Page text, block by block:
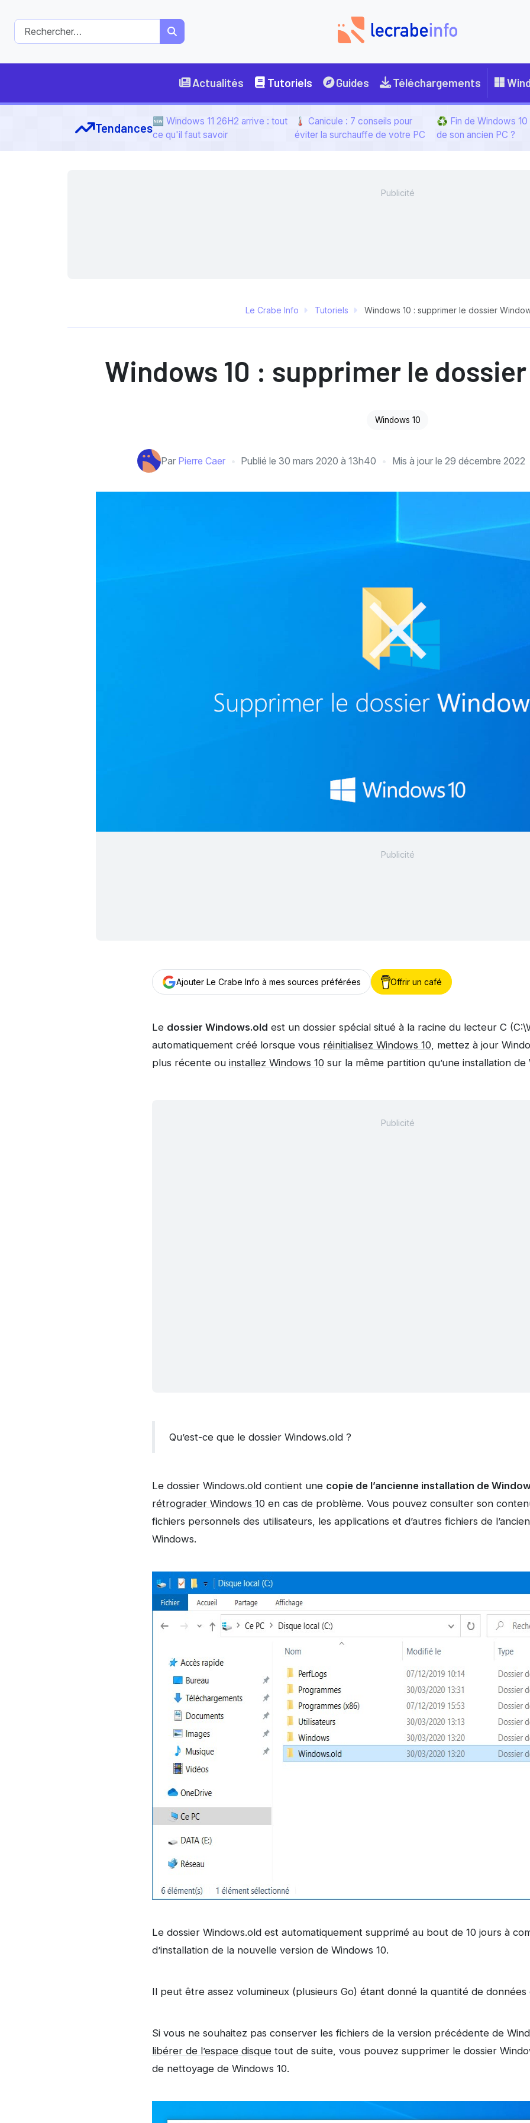
Actualités Tutoriels Guides Téléchargements
Tendances🆕 Windows 11 26H2 arrive : tout
ce qu'il faut savoir
🌡️ Canicule : 7 conseils pour
éviter la surchauffe de votre PC
♻️ Fin de Windows 10
de son ancien PC ?
Le Crabe Info Tutoriels Windows 10 : supprimer le dossier
Windows 10 : supprimer le
Windows 10
Par Pierre Caer Publié le30 mars 2020 à 13h40 Mis à jour le 29 décembre 2022
Ajouter Le Crabe Info à mes sources préférées Offrir un café
Le dossier Windows.old est un dossier spécial situé à la racine du lecteur C
automatiquement créé lorsque vous réinitialisez Windows 10, mettez à jour
plus récente ou installez Windows 10 sur la même partition qu’une installation
Qu’est-ce que le dossier Windows.old ?
Le dossier Windows.old contient une copie de l’ancienne installation de
rétrograder Windows 10 en cas de problème. Vous pouvez consulter son
fichiers personnels des utilisateurs, les applications et d’autres fichiers de
Windows.
Le dossier Windows.old est automatiquement supprimé au bout de 10 jours à
d’installation de la nouvelle version de Windows 10.
Il peut être assez volumineux (plusieurs Go) étant donné la quantité de données
Si vous ne souhaitez pas conserver les fichiers de la version précédente de
libérer de l’espace disquetout de suite, vous pouvez supprimer le dossier
de nettoyage de Windows 10.